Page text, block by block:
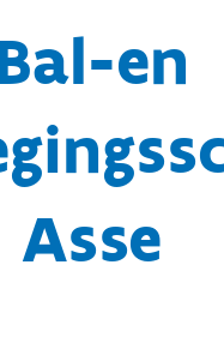
en
Asse